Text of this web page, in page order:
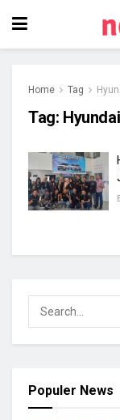
Home Tag
Tag:
Populer News